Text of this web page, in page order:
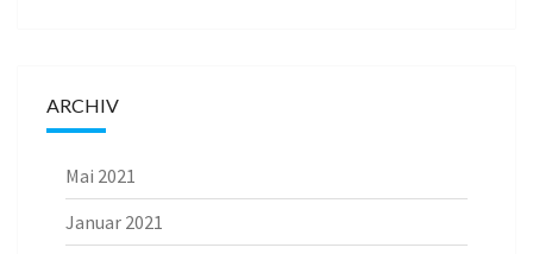
ARCHIV
Mai 2021
Januar 2021